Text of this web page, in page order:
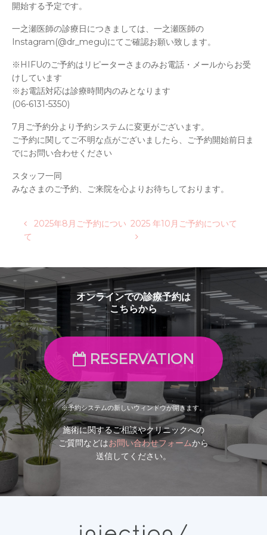
開始する予定です。
一之瀬医師の診療日につきましては、一之瀬医師の
Instagram(@dr_megu)にてご確認お願い致します。
※HIFUのご予約はリピーターさまのみお電話・メールからお受
けしています
※お電話対応は診療時間内のみとなります
(06-6131-5350)
7月ご予約分より予約システムに変更がございます。
ご予約に関してご不明な点がございましたら、ご予約開始前日ま
でにお問い合わせください
スタッフ一同
みなさまのご予約、ご来院を心よりお待ちしております。
投稿ナビゲーション
2025年8月ご予約につい
て
2025 年10月ご予約について
オンラインでの診療予約は
こちらから
RESERVATION
※予約システムの新しいウィンドウが開きます。
施術に関するご相談やクリニックへの
ご質問などはお問い合わせフォームから
送信してください。